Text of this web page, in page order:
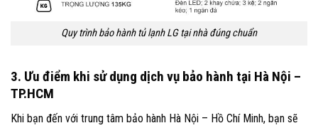
Quy trình bảo hành tủ lạnh LG tại nhà đúng chuẩn
3. Ưu điểm khi sử dụng dịch vụ bảo hành tại Hà Nội –
TP.HCM
Khi bạn đến với trung tâm bảo hành Hà Nội – Hồ Chí Minh, bạn sẽ